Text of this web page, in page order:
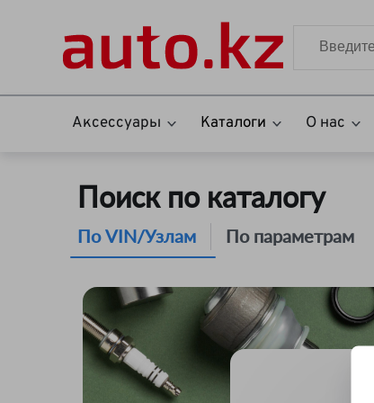
Аксессуары Каталоги О нас
Поиск по каталогу
По VIN/Узлам По параметрам